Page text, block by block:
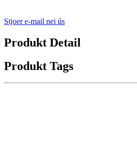
Stjoer e-mail nei ús
Produkt Detail
Produkt Tags